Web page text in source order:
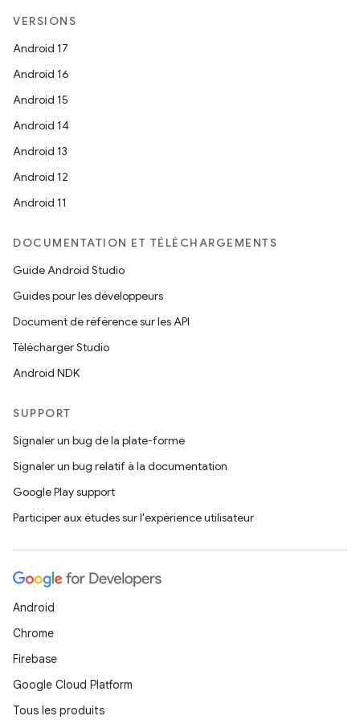
VERSIONS
Android 17
Android 16
Android 15
Android 14
Android 13
Android 12
Android 11
DOCUMENTATION ET TÉLÉCHARGEMENTS
Guide Android Studio
Guides pour les développeurs
Document de référence sur les API
Télécharger Studio
Android NDK
SUPPORT
Signaler un bug de la plate-forme
Signaler un bug relatif à la documentation
Google Play support
Participer aux études sur l'expérience utilisateur
Android
Chrome
Firebase
Google Cloud Platform
Tous les produits